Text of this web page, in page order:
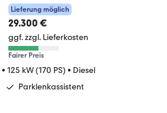
*Automatik*LED*SHZ
Lieferung möglich
29.300 €
ggf. zzgl. Lieferkosten
Fairer Preis
• 125 kW (170 PS) • Diesel
Parklenkassistent